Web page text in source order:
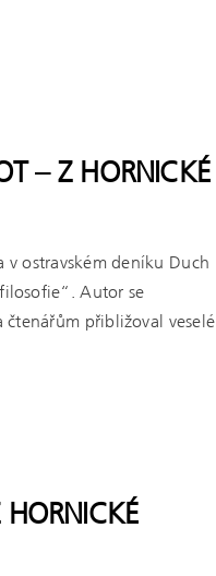
– Z HORNICKÉ
v ostravském deníku Duch
Autor se
čtenářům přibližoval veselé